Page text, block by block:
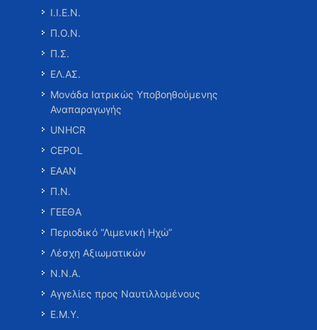
Ι.Ι.Ε.Ν.
Π.Ο.Ν.
Π.Σ.
ΕΛ.ΑΣ.
Μονάδα Ιατρικώς Υποβοηθούμενης
Αναπαραγωγής
UNHCR
CEPOL
ΕΑΑΝ
Π.Ν.
ΓΕΕΘΑ
Περιοδικό “Λιμενική Ηχώ”
Λέσχη Αξιωματικών
Ν.Ν.Α.
Αγγελίες προς Ναυτιλλομένους
Ε.Μ.Υ.